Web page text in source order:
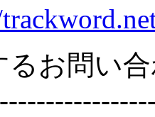
るお問い